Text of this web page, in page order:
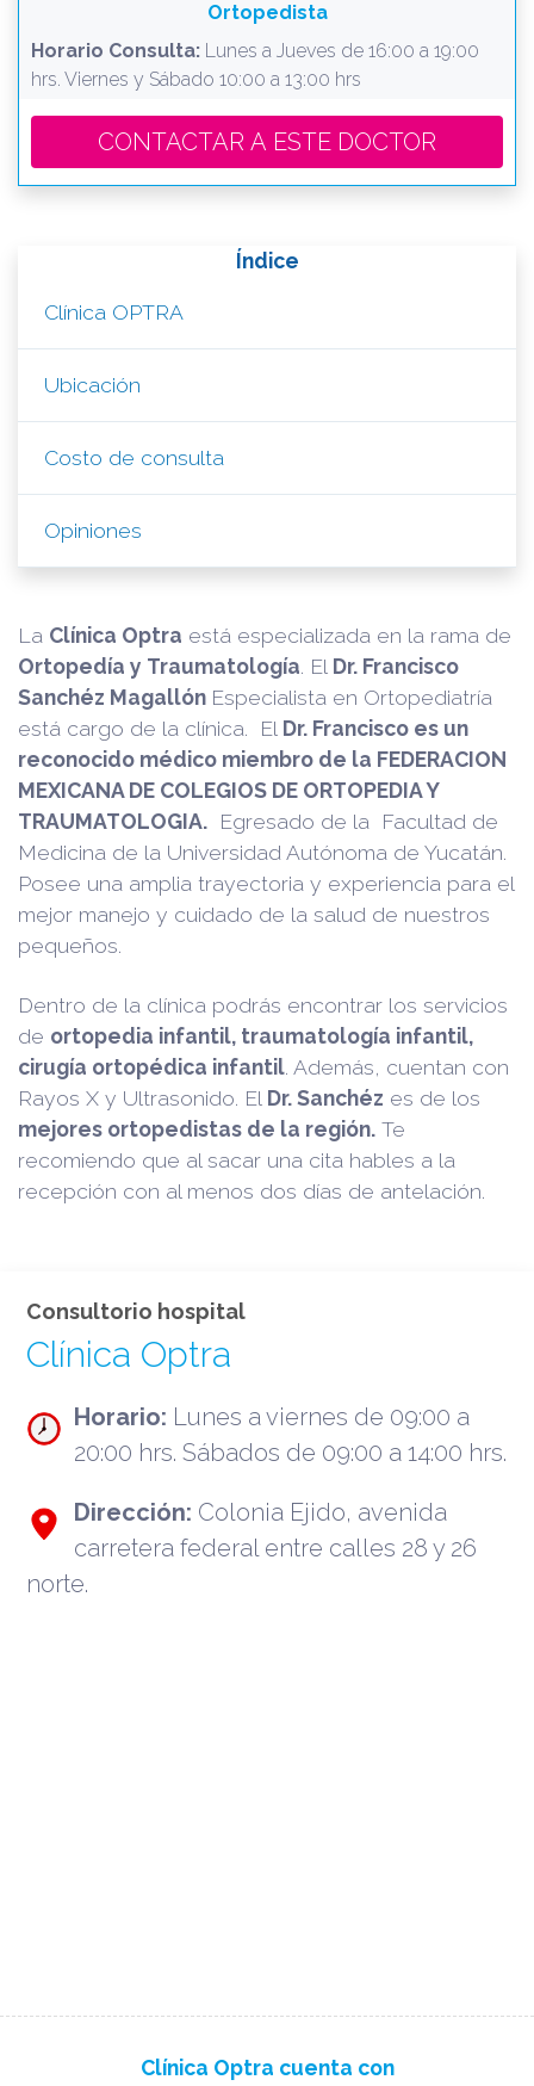
Ortopedista
Horario Consulta: Lunes a Jueves de 16:00 a 19:00
hrs. Viernes y Sábado 10:00 a 13:00 hrs
CONTACTAR A ESTE DOCTOR
Índice
Clínica OPTRA
Ubicación
Costo de consulta
Opiniones
La Clínica Optra está especializada en la rama de
Ortopedía y Traumatología . El Dr. Francisco
Sanchéz Magallón Especialista en Ortopediatría
está cargo de la clínica. El Dr. Francisco es un
reconocido médico miembro de la FEDERACION
MEXICANA DE COLEGIOS DE ORTOPEDIA Y
TRAUMATOLOGIA. Egresado de la Facultad de
Medicina de la Universidad Autónoma de Yucatán.
Posee una amplia trayectoria y experiencia para el
mejor manejo y cuidado de la salud de nuestros
pequeños.
Dentro de la clínica podrás encontrar los servicios
de ortopedia infantil, traumatología infantil,
cirugía ortopédica infantil . Además, cuentan con
Rayos X y Ultrasonido. El Dr. Sanchéz es de los
mejores ortopedistas de la región. Te
recomiendo que al sacar una cita hables a la
recepción con al menos dos días de antelación.
Consultorio hospital
Clínica Optra
Horario: Lunes a viernes de 09:00 a
20:00 hrs. Sábados de 09:00 a 14:00 hrs.
Dirección: Colonia Ejido, avenida
carretera federal entre calles 28 y 26
norte.
Clínica Optra cuenta con